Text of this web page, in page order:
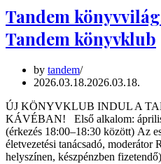
Tandem
Tandem könyvklub
by tandem
2026.03.18.2026.03.18.
ÚJ KÖNYVKLUB INDUL A
KÁVÉBAN! Első alkalom:
(érkezés 18:00–18:30 között) Az
életvezetési tanácsadó, moderátor
helyszínen, készpénzben